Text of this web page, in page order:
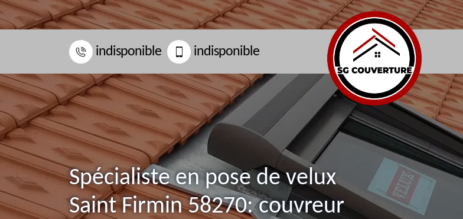
indisponible indisponible
Spécialiste en pose de velux
Saint Firmin 58270: couvreur